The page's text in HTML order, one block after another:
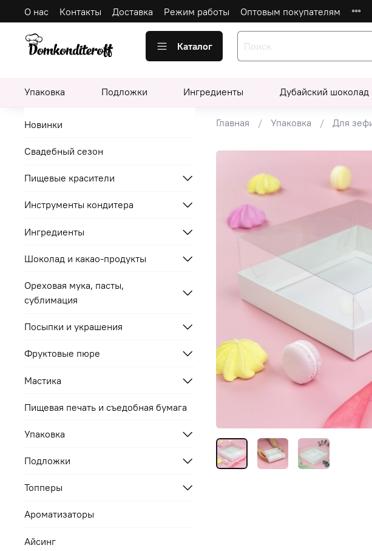
О нас Контакты Доставка Режим работы Оптовым покупателям
Каталог
Упаковка Подложки Ингредиенты Дубайский шоколад
Главная Упаковка Для
Новинки
Свадебный сезон
Пищевые красители
Инструменты кондитера
Ингредиенты
Шоколад и какао-продукты
Ореховая мука, пасты,
сублимация
Посыпки и украшения
Фруктовые пюре
Мастика
Пищевая печать и съедобная бумага
Упаковка
Подложки
Топперы
Ароматизаторы
Айсинг